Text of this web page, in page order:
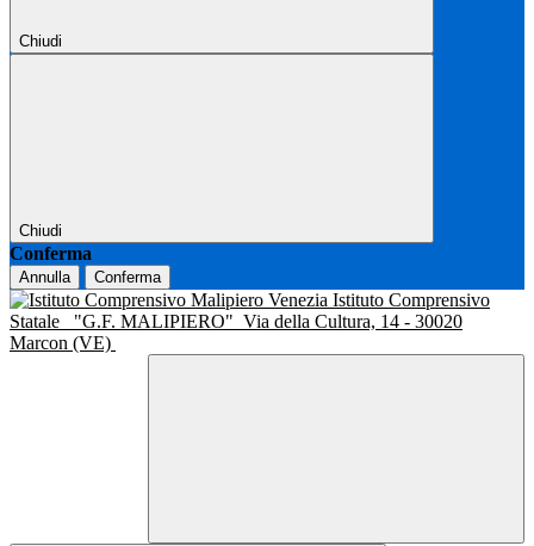
Chiudi
Chiudi
Conferma
Annulla Conferma
Istituto Comprensivo
Statale
"G.F. MALIPIERO" Via della Cultura, 14 - 30020
Marcon (VE)